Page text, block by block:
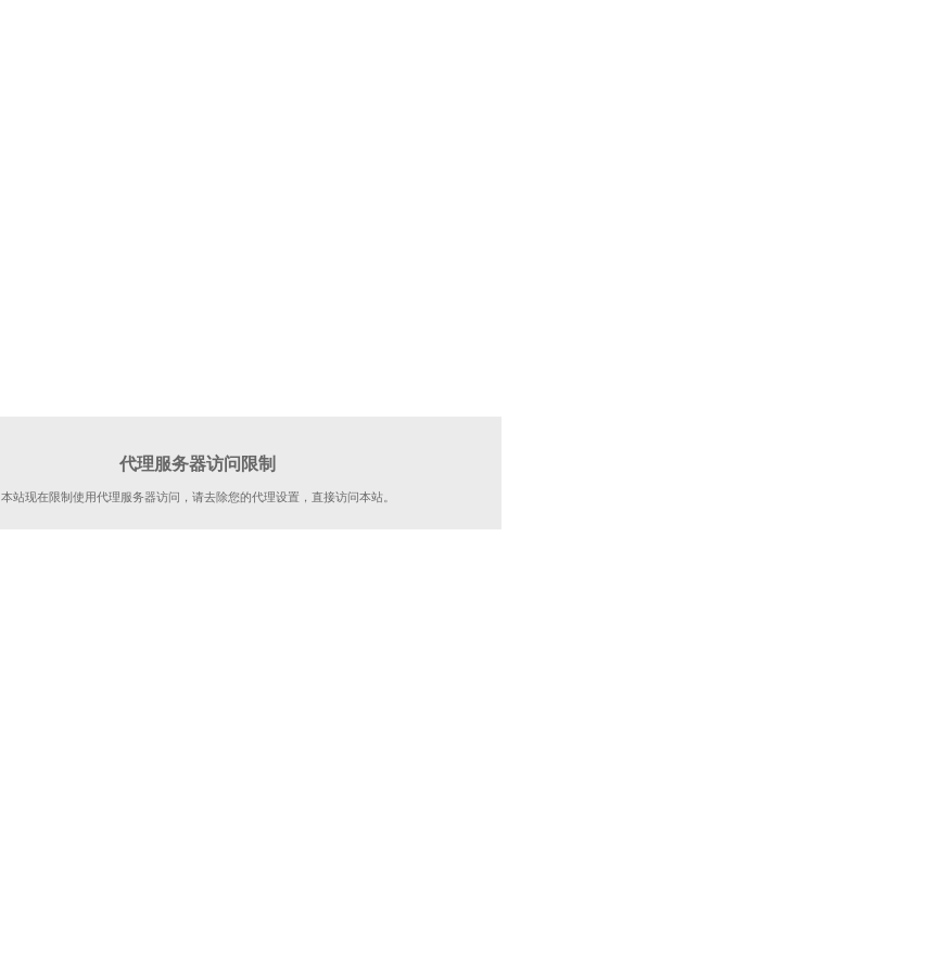
代理服务器访问限制
本站现在限制使用代理服务器访问，请去除您的代理设置，直接访问本站。